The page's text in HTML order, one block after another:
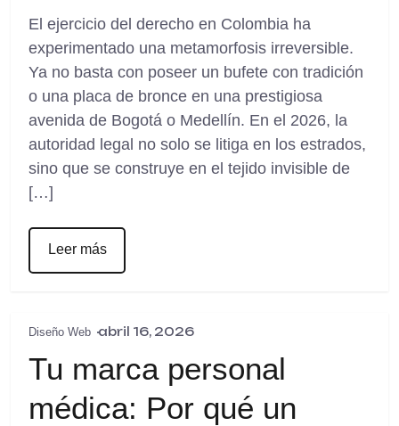
El ejercicio del derecho en Colombia ha
experimentado una metamorfosis irreversible.
Ya no basta con poseer un bufete con tradición
o una placa de bronce en una prestigiosa
avenida de Bogotá o Medellín. En el 2026, la
autoridad legal no solo se litiga en los estrados,
sino que se construye en el tejido invisible de
[…]
Leer más
Diseño Web abril 16, 2026
Tu marca personal
médica: Por qué un